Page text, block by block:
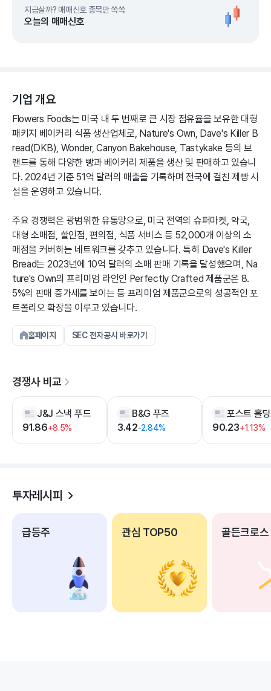
지금살까? 매매신호 종목만 쏙쏙
오늘의 매매신호
기업 개요
Flowers Foods는 미국 내 두 번째로 큰 시장 점유율을 보유한 대형
패키지 베이커리 식품 생산업체로, Nature's Own, Dave's Killer B
read(DKB), Wonder, Canyon Bakehouse, Tastykake 등의 브
랜드를 통해 다양한 빵과 베이커리 제품을 생산 및 판매하고 있습니
다. 2024년 기준 51억 달러의 매출을 기록하며 전국에 걸친 제빵 시
설을 운영하고 있습니다.
주요 경쟁력은 광범위한 유통망으로, 미국 전역의 슈퍼마켓, 약국,
대형 소매점, 할인점, 편의점, 식품 서비스 등 52,000개 이상의 소
매점을 커버하는 네트워크를 갖추고 있습니다. 특히 Dave's Killer
Bread는 2023년에 10억 달러의 소매 판매 기록을 달성했으며, Na
ture's Own의 프리미엄 라인인 Perfectly Crafted 제품군은 8.
5%의 판매 증가세를 보이는 등 프리미엄 제품군으로의 성공적인 포
트폴리오 확장을 이루고 있습니다.
홈페이지 SEC 전자공시 바로가기
경쟁사 비교
J&J 스낵 푸드
91.86+8.5%
B&G 푸즈
3.42-2.84%
포스트 홀
90.23+1.13%
투자레시피
급등주 관심 TOP50 골든크로스